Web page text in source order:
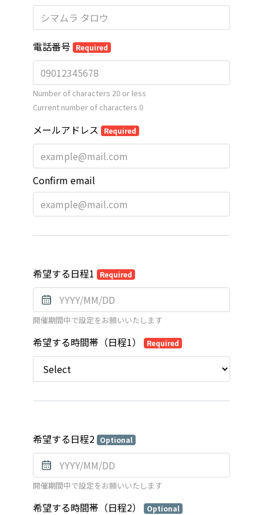
電話番号 Required
Number of characters 20 or less
Current number of characters 0
メールアドレス Required
Confirm email
希望する日程1 Required
開催期間中で設定をお願いいたします
希望する時間帯（日程1） Required
希望する日程2 Optional
開催期間中で設定をお願いいたします
希望する時間帯（日程2） Optional